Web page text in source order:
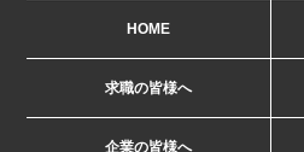
HOME
求職の皆様へ
企業の皆様へ